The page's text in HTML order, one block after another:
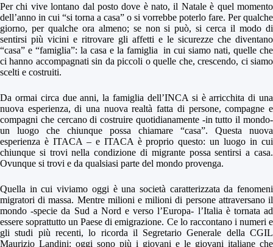
Per chi vive lontano dal posto dove è nato, il Natale è quel momento
dell’anno in cui “si torna a casa” o si vorrebbe poterlo fare. Per qualche
giorno, per qualche ora almeno; se non si può, si cerca il modo di
sentirsi più vicini e ritrovare gli affetti e le sicurezze che diventano
“casa” e “famiglia”: la casa e la famiglia in cui siamo nati, quelle che
ci hanno accompagnati sin da piccoli o quelle che, crescendo, ci siamo
scelti e costruiti.
Da ormai circa due anni, la famiglia dell’INCA si è arricchita di una
nuova esperienza, di una nuova realtà fatta di persone, compagne e
compagni che cercano di costruire quotidianamente -in tutto il mondo-
un luogo che chiunque possa chiamare “casa”. Questa nuova
esperienza è ITACA – e ITACA è proprio questo: un luogo in cui
chiunque si trovi nella condizione di migrante possa sentirsi a casa.
Ovunque si trovi e da qualsiasi parte del mondo provenga.
Quella in cui viviamo oggi è una società caratterizzata da fenomeni
migratori di massa. Mentre milioni e milioni di persone attraversano il
mondo -specie da Sud a Nord e verso l’Europa- l’Italia è tornata ad
essere soprattutto un Paese di emigrazione. Ce lo raccontano i numeri e
gli studi più recenti, lo ricorda il Segretario Generale della CGIL
Maurizio Landini: oggi sono più i giovani e le giovani italiane che